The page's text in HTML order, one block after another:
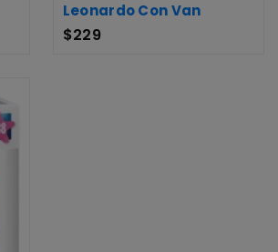
Leonardo Con Van
$229